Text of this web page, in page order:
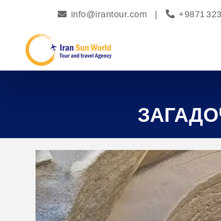
info@irantour.com +9871